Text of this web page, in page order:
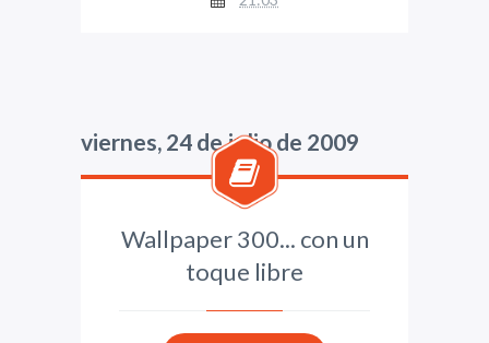
viernes, 24 de julio de 2009
Wallpaper 300... con un
toque libre